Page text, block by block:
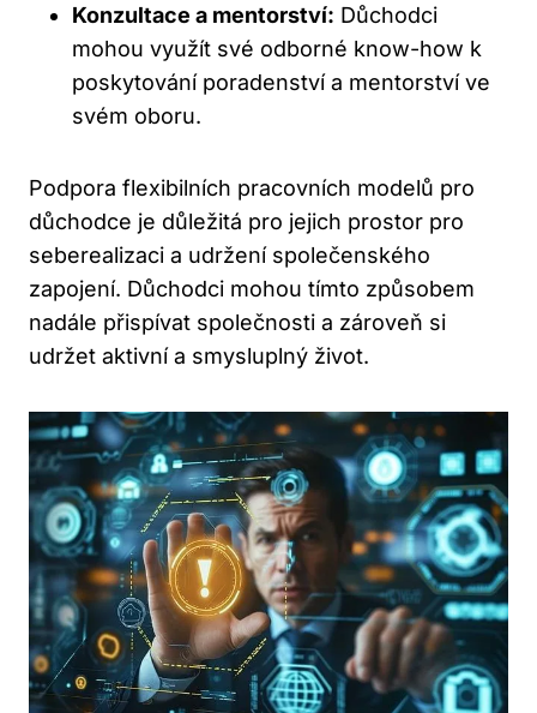
Konzultace a mentorství: Důchodci
mohou využít své odborné know-how k
poskytování poradenství a mentorství ve
svém oboru.
Podpora flexibilních pracovních modelů pro
důchodce je důležitá pro jejich prostor pro
seberealizaci a udržení společenského
zapojení. Důchodci mohou tímto způsobem
nadále přispívat společnosti a zároveň si
udržet aktivní a smysluplný život.